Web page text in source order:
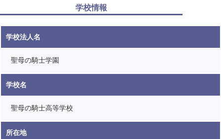
学校情報
学校法人名
聖母の騎士学園
学校名
聖母の騎士高等学校
所在地